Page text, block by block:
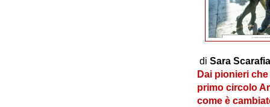
di Sara Scarafia
Dai pionieri
primo circolo
come è